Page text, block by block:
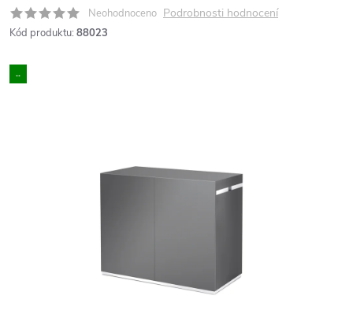
Neohodnoceno Podrobnosti hodnocení
Kód produktu: 88023
..